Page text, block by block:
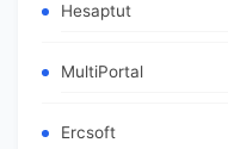
Hesaptut
MultiPortal
Ercsoft